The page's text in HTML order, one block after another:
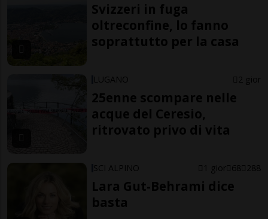
Svizzeri in fuga
oltreconfine, lo fanno
soprattutto per la casa
LUGANO 2 gior
25enne scompare nelle
acque del Ceresio,
ritrovato privo di vita
SCI ALPINO 1 gior 68 288
Lara Gut-Behrami dice
basta